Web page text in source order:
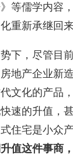
等儒学内容
重新承继回来
下，尽管目
地产企业新
文化的产品
速的升值，
住宅是小众
值这件事商